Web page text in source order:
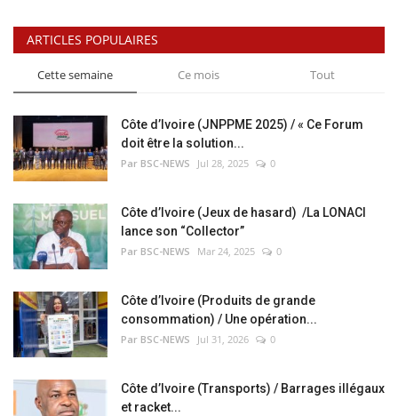
ARTICLES POPULAIRES
Cette semaine Ce mois Tout
Côte d’Ivoire (JNPPME 2025) / « Ce Forum
doit être la solution...
Par BSC-NEWS Jul 28, 2025 0
Côte d’Ivoire (Jeux de hasard) /La LONACI
lance son “Collector”
Par BSC-NEWS Mar 24, 2025 0
Côte d’Ivoire (Produits de grande
consommation) / Une opération...
Par BSC-NEWS Jul 31, 2026 0
Côte d’Ivoire (Transports) / Barrages illégaux
et racket...